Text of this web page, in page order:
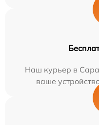
Наш курьер в
ваше